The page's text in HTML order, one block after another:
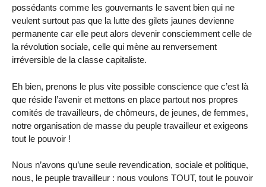
possédants comme les gouvernants le savent bien qui ne
veulent surtout pas que la lutte des gilets jaunes devienne
permanente car elle peut alors devenir consciemment celle de
la révolution sociale, celle qui mène au renversement
irréversible de la classe capitaliste.
Eh bien, prenons le plus vite possible conscience que c’est là
que réside l’avenir et mettons en place partout nos propres
comités de travailleurs, de chômeurs, de jeunes, de femmes,
notre organisation de masse du peuple travailleur et exigeons
tout le pouvoir !
Nous n’avons qu’une seule revendication, sociale et politique,
nous, le peuple travailleur : nous voulons TOUT, tout le pouvoir